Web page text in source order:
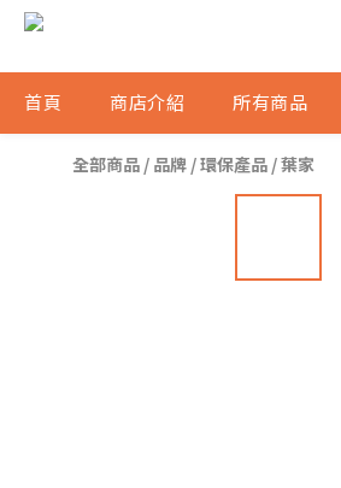
首頁 商店介紹 所有商品
全部商品 / 品牌 /環保產品 /葉家